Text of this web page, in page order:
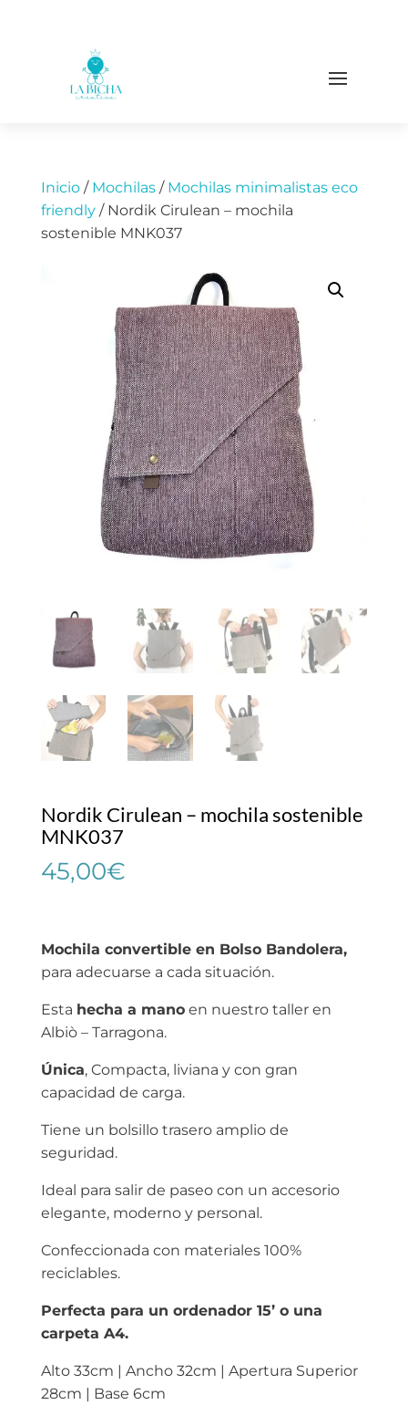
Inicio/ Mochilas/ Mochilas minimalistas eco
friendly/ Nordik Cirulean – mochila
sostenible MNK037
Nordik Cirulean – mochila sostenible
MNK037
45,00€
Mochila convertible en Bolso Bandolera,
para adecuarse a cada situación.
Esta hecha a manoen nuestro taller en
Albiò – Tarragona.
Única, Compacta, liviana y con gran
capacidad de carga.
Tiene un bolsillo trasero amplio de
seguridad.
Ideal para salir de paseo con un accesorio
elegante, moderno y personal.
Confeccionada con materiales 100%
reciclables.
Perfecta para un ordenador 15’ o una
carpeta A4.
Alto 33cm | Ancho 32cm | Apertura Superior
28cm | Base 6cm